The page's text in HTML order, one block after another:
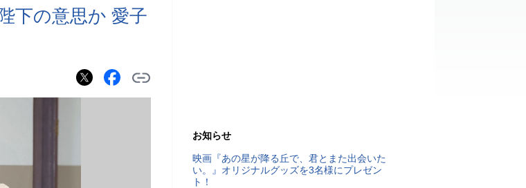
下の意思か 愛子
お知らせ
映画『あの星が降る丘で、君とまた出会いた
い。』オリジナルグッズを3名様にプレゼン
ト！